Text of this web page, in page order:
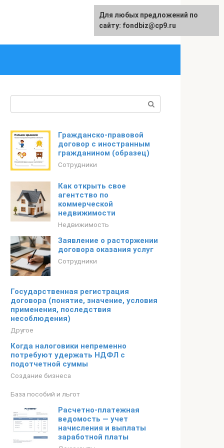
English
Гражданско-правовой
договор с иностранным
гражданином (образец)
Сотрудники
Как открыть свое
агентство по
коммерческой
недвижимости
Недвижимость
Заявление о расторжении
договора оказания услуг
Сотрудники
Государственная регистрация
договора (понятие, значение, условия
применения, последствия
несоблюдения)
Другое
Когда налоговики непременно
потребуют удержать НДФЛ с
подотчетной суммы
Создание бизнеса
База пособий и льгот
Расчетно-платежная
ведомость — учет
начисления и выплаты
заработной платы
Для любых предложений по
сайту: fondbiz@cp9.ru